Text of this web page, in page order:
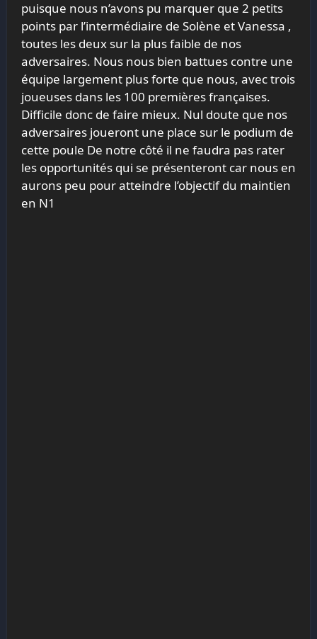
puisque nous n’avons pu marquer que 2 petits
points par l’intermédiaire de Solène et Vanessa ,
toutes les deux sur la plus faible de nos
adversaires. Nous nous bien battues contre une
équipe largement plus forte que nous, avec trois
joueuses dans les 100 premières françaises.
Difficile donc de faire mieux. Nul doute que nos
adversaires joueront une place sur le podium de
cette poule De notre côté il ne faudra pas rater
les opportunités qui se présenteront car nous en
aurons peu pour atteindre l’objectif du maintien
en N1